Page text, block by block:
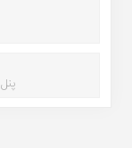
پنل